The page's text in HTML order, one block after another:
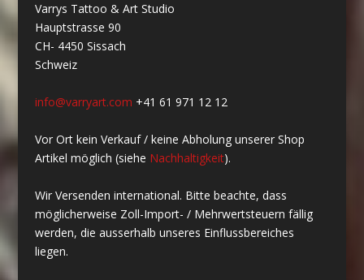
Varrys Tattoo & Art Studio
Hauptstrasse 90
CH- 4450 Sissach
Schweiz
info@varryart.com +41 61 971 12 12
Vor Ort kein Verkauf / keine Abholung unserer Shop
Artikel möglich (siehe Nachhaltigkeit).
Wir Versenden international. Bitte beachte, dass
möglicherweise Zoll-Import- / Mehrwertsteuern fällig
werden, die ausserhalb unseres Einflussbereiches
liegen.